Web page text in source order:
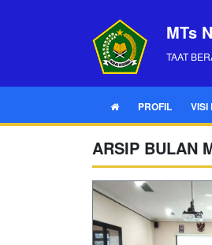
MTs
TAAT
PROFIL VISI
ARSIP BULAN